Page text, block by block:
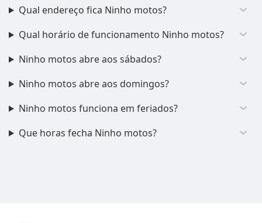
Qual endereço fica Ninho motos?
Qual horário de funcionamento Ninho motos?
Ninho motos abre aos sábados?
Ninho motos abre aos domingos?
Ninho motos funciona em feriados?
Que horas fecha Ninho motos?